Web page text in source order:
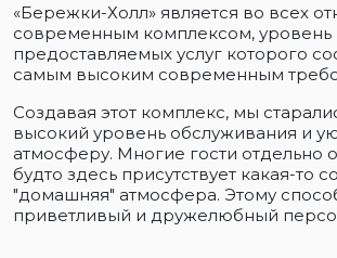
«Бережки-Холл» является во всех
современным комплексом, уровень
предоставляемых услуг которого
самым высоким современным
Создавая этот комплекс, мы
высокий уровень обслуживания и
атмосферу. Многие гости отдельно
будто здесь присутствует какая-то
"домашняя" атмосфера. Этому
приветливый и дружелюбный